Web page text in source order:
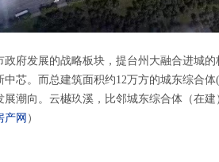
府发展的战略板块，提台州大融合进城的
芯。而总建筑面积约12万方的城东综合
潮向。云樾玖溪，比邻城东综合体（在建
产网 ）